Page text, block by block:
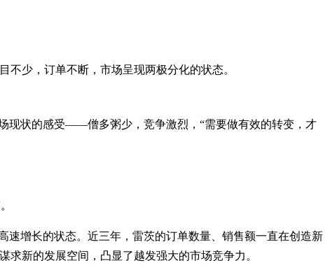
少，订单不断，市场呈现两极分化的状态。
现状的感受——僧多粥少，竞争激烈，“需要做有效的转变，才
速增长的状态。近三年，雷茨的订单数量、销售额一直在创造新
新的发展空间，凸显了越发强大的市场竞争力。